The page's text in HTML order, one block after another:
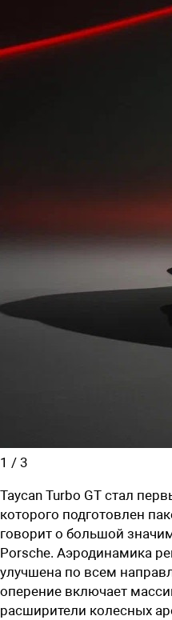
1 / 3
Taycan Turbo GT стал
которого подготовлен
говорит о большой
Porsche. Аэродинамика
улучшена по всем
оперение включает
расширители колесных